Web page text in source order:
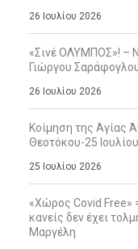
26 Ιουλίου 2026
«Σινέ ΟΛΥΜΠΟΣ»! –
Γιώργου
26 Ιουλίου 2026
Κοίμηση της Αγίας
Θεοτόκου-25 Ιουλίου
25 Ιουλίου 2026
«Χώρος Covid Free»
κανείς δεν έχει
Μαργέλη